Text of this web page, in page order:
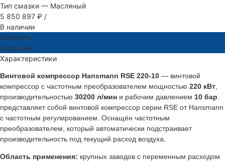
Тип смазки — Масляный
5 850 897 ₽ /
В наличии
Заказать
Описание
Характеристики
Винтовой компрессор Hansmann RSE 220-10 — винтовой
компрессор с частотным преобразователем мощностью 220 кВт
производительностью 30200 л/мин и рабочим давлением 10 бар
представляет собой винтовой компрессор серии RSE от Hansmann
с частотным регулированием. Оснащён частотным
преобразователем, который автоматически подстраивает
производительность под текущий расход воздуха.
Область применения: крупных заводов с переменным расходом